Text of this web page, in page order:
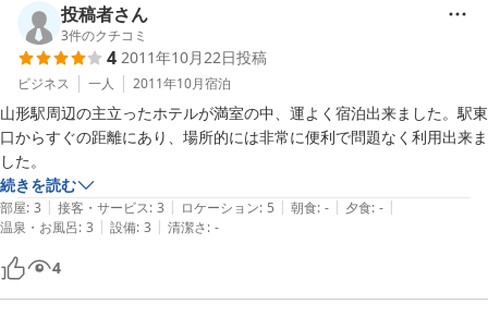
投稿者さん
3件のクチコミ
4 2011年10月22日投稿
ビジネス 一人 2011年10月宿泊
山形駅周辺の主立ったホテルが満室の中、運よく宿泊出来ました。駅東
口からすぐの距離にあり、場所的には非常に便利で問題なく利用出来ま
した。
続きを読む
部屋: 3 | 接客・サービス: 3 | ロケーション: 5 | 朝食: - | 夕食: - |
温泉・お風呂: 3 | 設備: 3 | 清潔さ: -
4